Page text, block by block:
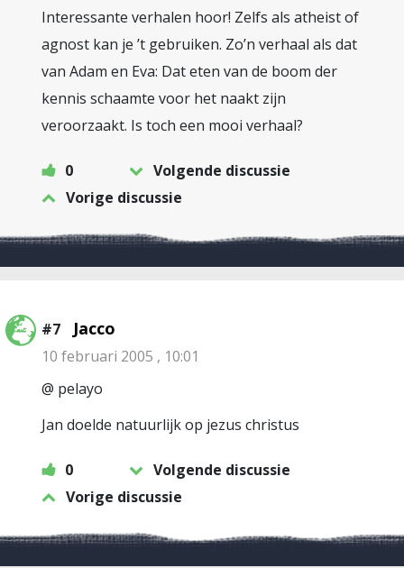
Interessante verhalen hoor! Zelfs als atheist of
agnost kan je ’t gebruiken. Zo’n verhaal als dat
van Adam en Eva: Dat eten van de boom der
kennis schaamte voor het naakt zijn
veroorzaakt. Is toch een mooi verhaal?
0
Volgende discussie
Vorige discussie
#7 Jacco
10 februari 2005 , 10:01
@ pelayo
Jan doelde natuurlijk op jezus christus
0
Volgende discussie
Vorige discussie